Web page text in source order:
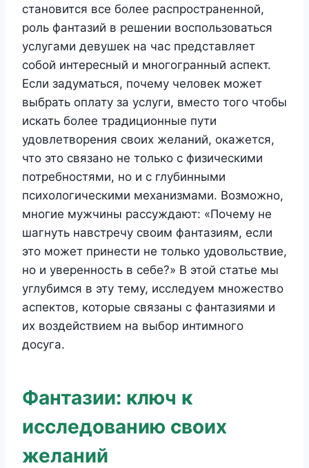
становится все более распространенной,
роль фантазий в решении воспользоваться
услугами девушек на час представляет
собой интересный и многогранный аспект.
Если задуматься, почему человек может
выбрать оплату за услуги, вместо того чтобы
искать более традиционные пути
удовлетворения своих желаний, окажется,
что это связано не только с физическими
потребностями, но и с глубинными
психологическими механизмами. Возможно,
многие мужчины рассуждают: «Почему не
шагнуть навстречу своим фантазиям, если
это может принести не только удовольствие,
но и уверенность в себе?» В этой статье мы
углубимся в эту тему, исследуем множество
аспектов, которые связаны с фантазиями и
их воздействием на выбор интимного
досуга.
Фантазии: ключ к
исследованию своих
желаний